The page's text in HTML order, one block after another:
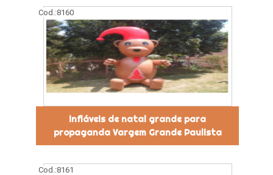
Cod.:8160
infláveis de natal grande para
propaganda Vargem Grande Paulista
Cod.:8161